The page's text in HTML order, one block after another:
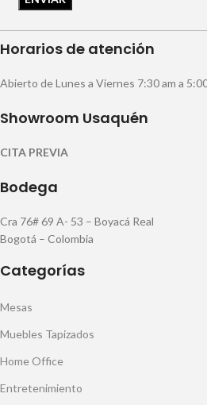
Horarios de atención
Abierto de Lunes a Viernes 7:30 am a
Showroom Usaquén
CITA PREVIA
Bodega
Cra 76# 69 A- 53 – Boyacá Real
Bogotá – Colombia
Categorías
Mesas
Muebles Tapizados
Home Office
Entretenimiento